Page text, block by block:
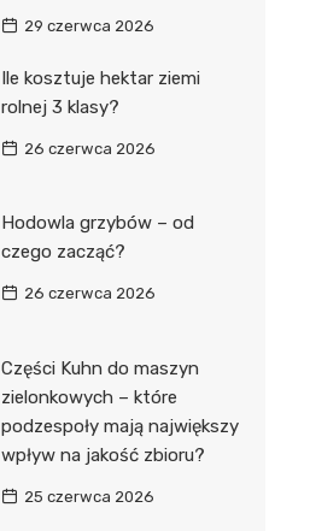
29 czerwca 2026
Ile kosztuje hektar ziemi
rolnej 3 klasy?
26 czerwca 2026
Hodowla grzybów – od
czego zacząć?
26 czerwca 2026
Części Kuhn do maszyn
zielonkowych – które
podzespoły mają największy
wpływ na jakość zbioru?
25 czerwca 2026